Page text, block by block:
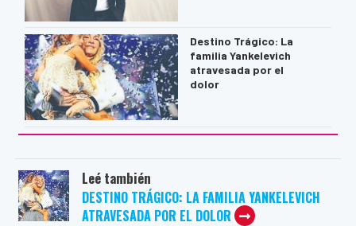
Destino Trágico: La
familia Yankelevich
atravesada por el
dolor
Leé también
DESTINO TRÁGICO: LA FAMILIA YANKELEVICH
ATRAVESADA POR EL DOLOR